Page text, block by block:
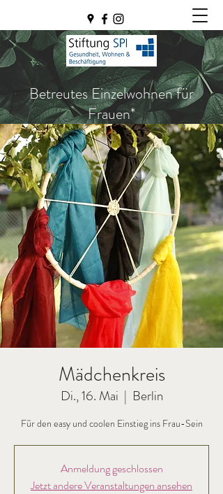
Betreutes Einzelwohnen für
Frauen*
Mädchenkreis
Di., 16. Mai
  |
Berlin
Für den easy und coolen Einstieg ins Frau-Sein
Anmeldung geschlossen
Jetzt andere Veranstaltungen ansehen